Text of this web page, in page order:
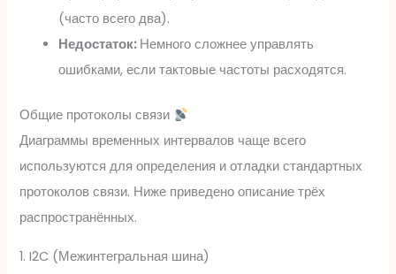
(часто всего два).
Недостаток:Немного сложнее управлять
ошибками, если тактовые частоты расходятся.
Общие протоколы связи
Диаграммы временных интервалов чаще всего
используются для определения и отладки стандартных
протоколов связи. Ниже приведено описание трёх
распространённых.
1. I2C (Межинтегральная шина)